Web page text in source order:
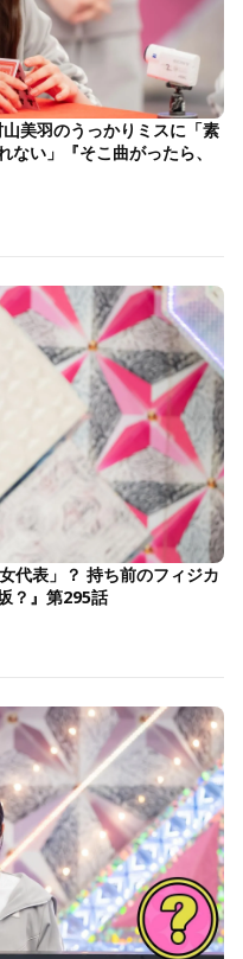
美羽のうっかりミスに「素
い」『そこ曲がったら、
代表」？ 持ち前のフィジカ
？』第295話